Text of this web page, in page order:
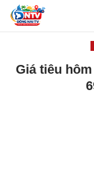
Giá tiêu